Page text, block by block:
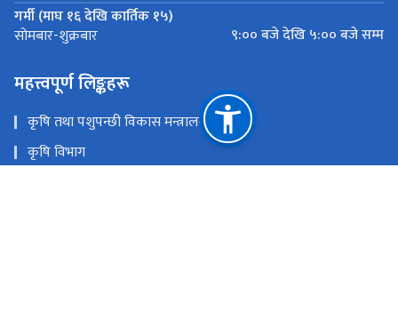
गर्मी (माघ १६ देखि कार्तिक १५)
सोमबार-शुक्रबार ९:०० बजे देखि ५:०० बजे सम्म
महत्त्वपूर्ण लिङ्कहरू
कृषि तथा पशुपन्छी विकास मन्त्रालय
कृषि विभाग